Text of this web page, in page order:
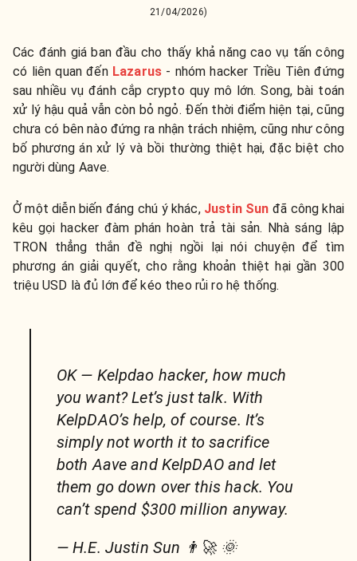
21/04/2026)
Các đánh giá ban đầu cho thấy khả năng cao vụ tấn công
có liên quan đến Lazarus- nhóm hacker Triều Tiên đứng
sau nhiều vụ đánh cắp crypto quy mô lớn. Song, bài toán
xử lý hậu quả vẫn còn bỏ ngỏ. Đến thời điểm hiện tại, cũng
chưa có bên nào đứng ra nhận trách nhiệm, cũng như công
bố phương án xử lý và bồi thường thiệt hại, đặc biệt cho
người dùng Aave.
Ở một diễn biến đáng chú ý khác, Justin Sun đã công khai
kêu gọi hacker đàm phán hoàn trả tài sản. Nhà sáng lập
TRON thẳng thắn đề nghị ngồi lại nói chuyện để tìm
phương án giải quyết, cho rằng khoản thiệt hại gần 300
triệu USD là đủ lớn để kéo theo rủi ro hệ thống.
OK — Kelpdao hacker, how much
you want? Let’s just talk. With
KelpDAO’s help, of course. It’s
simply not worth it to sacrifice
both Aave and KelpDAO and let
them go down over this hack. You
can’t spend $300 million anyway.
— H.E. Justin Sun 👨‍🚀 🌞